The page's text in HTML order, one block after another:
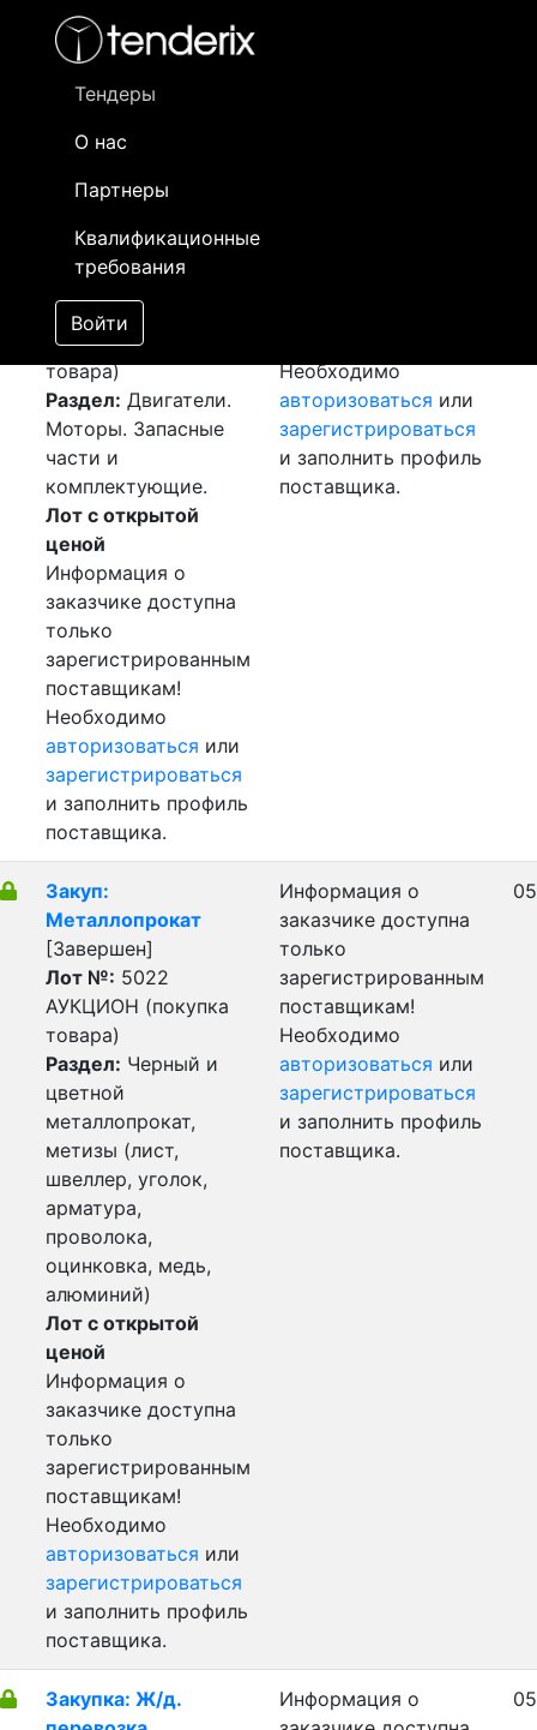
Тендеры
О нас
Партнеры
Квалификационные
требования
Войти
- активный лот
- сохраненный лот (не опубликован)
Закуп: Грузовые
[Завершен]
Победитель выбран
Лот №:5023
АУКЦИОН (покупка
товара)
Раздел: Двигатели.
Моторы. Запасные
части и
комплектующие.
Лот с открытой
ценой
Информация о
заказчике доступна
только
зарегистрированным
поставщикам!
Необходимо
авторизоваться или
зарегистрироваться
и заполнить профиль
поставщика.
Необходимо
авторизоваться или
зарегистрироваться
и заполнить профиль
поставщика.
Закуп:
Металлопрокат
[Завершен]
Лот №: 5022
АУКЦИОН (покупка
товара)
Раздел: Черный и
цветной
металлопрокат,
метизы (лист,
швеллер, уголок,
арматура,
проволока,
оцинковка, медь,
алюминий)
Лот с открытой
ценой
Информация о
заказчике доступна
только
зарегистрированным
поставщикам!
Необходимо
авторизоваться или
зарегистрироваться
и заполнить профиль
поставщика.
Информация о
заказчике доступна
только
зарегистрированным
поставщикам!
Необходимо
авторизоваться или
зарегистрироваться
и заполнить профиль
поставщика.
Закупка: Ж/д.
Информация о